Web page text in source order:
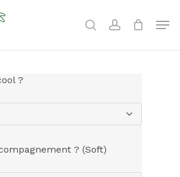
searchaccount
?
? (Soft)